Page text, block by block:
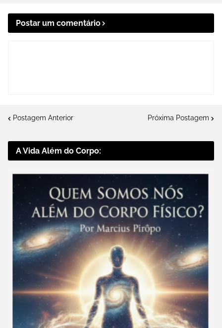
Postar um comentário
Postagem Anterior Próxima Postagem
A Vida Além do Corpo: